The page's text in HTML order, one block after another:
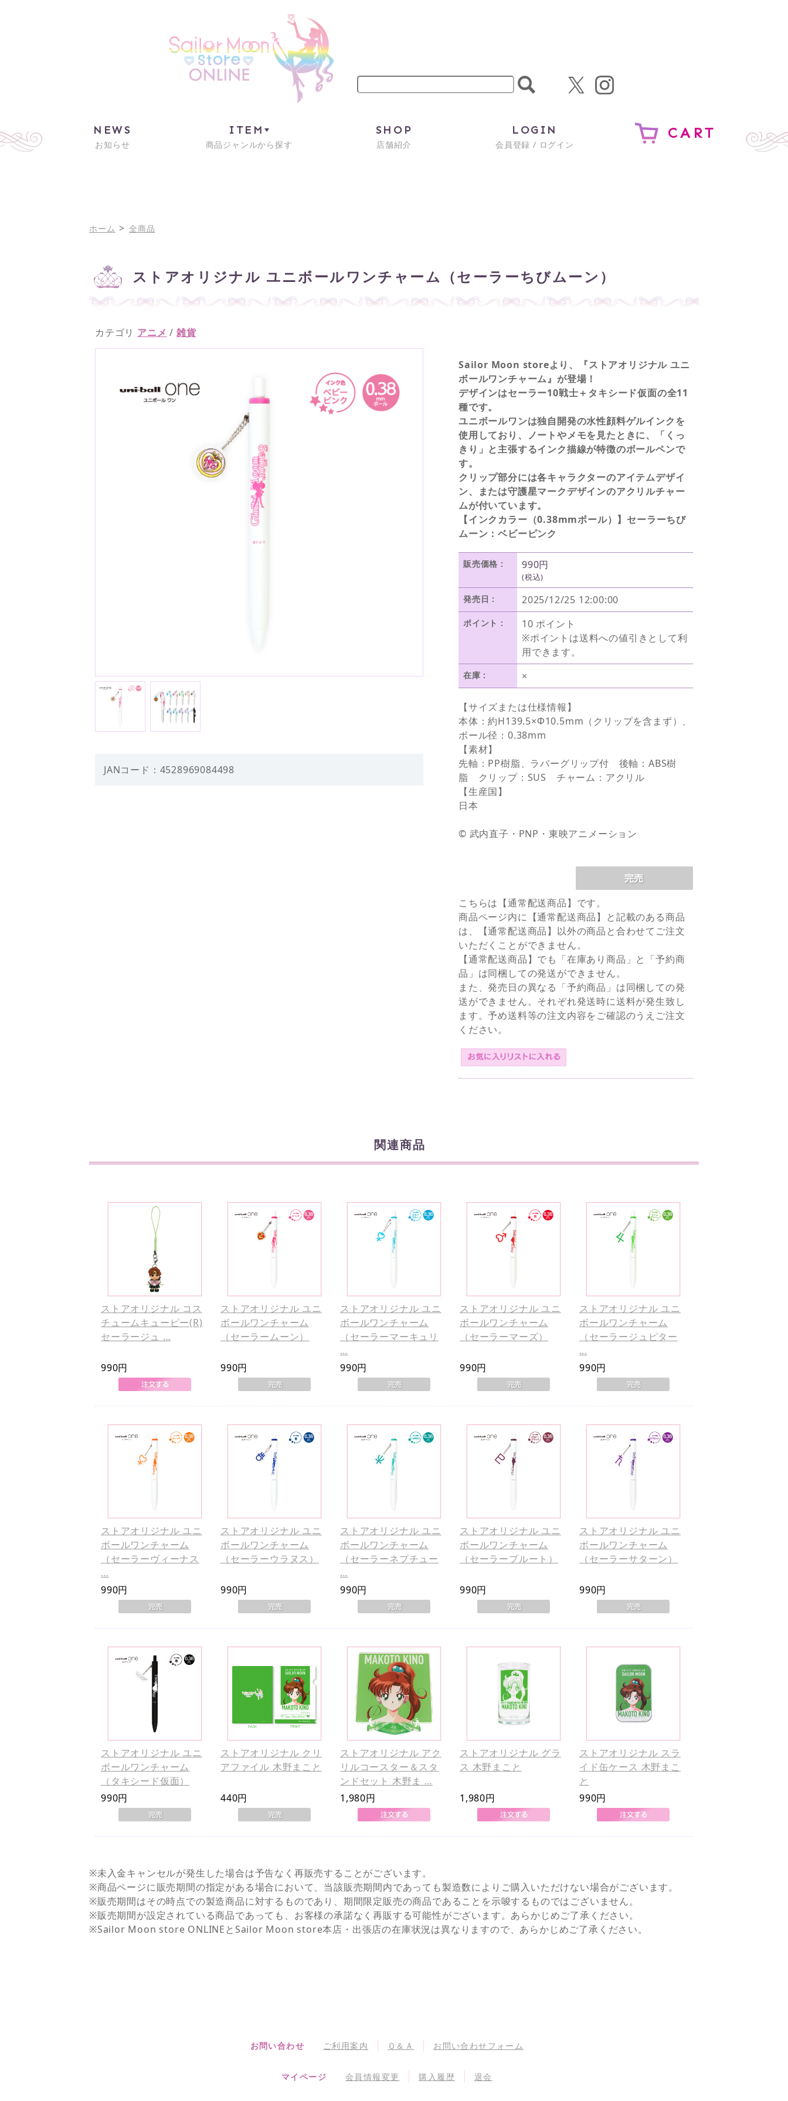
NEWS
お知らせ
ITEM
商品ジャンルから探す
SHOP
店舗紹介
LOGIN
会員登録 / ログイン
CART
ホーム > 全商品
ストアオリジナル ユニボールワンチャーム（セーラーちびムーン）
カテゴリ アニメ / 雑貨
JANコード：4528969084498
Sailor Moon storeより、『ストアオリジナル ユニ
ボールワンチャーム』が登場！
デザインはセーラー10戦士＋タキシード仮面の全11
種です。
ユニボールワンは独自開発の水性顔料ゲルインクを
使用しており、ノートやメモを見たときに、「くっ
きり」と主張するインク描線が特徴のボールペンで
す。
クリップ部分には各キャラクターのアイテムデザイ
ン、または守護星マークデザインのアクリルチャー
ムが付いています。
【インクカラー（0.38mmボール）】セーラーちび
ムーン：ベビーピンク
販売価格 : 990円
(税込)
発売日 : 2025/12/25 12:00:00
ポイント :
10 ポイント
※ポイントは送料への値引きとして利
用できます。
在庫 : ×
【サイズまたは仕様情報】
本体：約H139.5×Φ10.5mm（クリップを含まず）、
ボール径：0.38mm
【素材】
先軸：PP樹脂、ラバーグリップ付 後軸：ABS樹
脂 クリップ：SUS チャーム：アクリル
【生産国】
日本
© 武内直子・PNP・東映アニメーション
こちらは【通常配送商品】です。
商品ページ内に【通常配送商品】と記載のある商品
は、【通常配送商品】以外の商品と合わせてご注文
いただくことができません。
【通常配送商品】でも「在庫あり商品」と「予約商
品」は同梱しての発送ができません。
また、発売日の異なる「予約商品」は同梱しての発
送ができません。それぞれ発送時に送料が発生致し
ます。予め送料等の注文内容をご確認のうえご注文
ください。
関連商品
ストアオリジナル コス
チュームキューピー(R)
セーラージュ …
990円
ストアオリジナル ユニ
ボールワンチャーム
（セーラームーン）
990円
ストアオリジナル ユニ
ボールワンチャーム
（セーラーマーキュリ
…
990円
ストアオリジナル ユニ
ボールワンチャーム
（セーラーマーズ）
990円
ストアオリジナル ユニ
ボールワンチャーム
（セーラージュピター
…
990円
ストアオリジナル ユニ
ボールワンチャーム
（セーラーヴィーナス
…
990円
ストアオリジナル ユニ
ボールワンチャーム
（セーラーウラヌス）
990円
ストアオリジナル ユニ
ボールワンチャーム
（セーラーネプチュー
…
990円
ストアオリジナル ユニ
ボールワンチャーム
（セーラープルート）
990円
ストアオリジナル ユニ
ボールワンチャーム
（セーラーサターン）
990円
ストアオリジナル ユニ
ボールワンチャーム
（タキシード仮面）
990円
ストアオリジナル クリ
アファイル 木野まこと
440円
ストアオリジナル アク
リルコースター＆スタ
ンドセット 木野ま …
1,980円
ストアオリジナル グラ
ス 木野まこと
1,980円
ストアオリジナル スラ
イド缶ケース 木野まこ
と
990円
※未入金キャンセルが発生した場合は予告なく再販売することがございます。
※商品ページに販売期間の指定がある場合において、当該販売期間内であっても製造数によりご購入いただけない場合がございます。
※販売期間はその時点での製造商品に対するものであり、期間限定販売の商品であることを示唆するものではございません。
※販売期間が設定されている商品であっても、お客様の承諾なく再販する可能性がございます。あらかじめご了承ください。
※Sailor Moon store ONLINEとSailor Moon store本店・出張店の在庫状況は異なりますので、あらかじめご了承ください。
お問い合わせ ご利用案内 Ｑ＆Ａ お問い合わせフォーム
マイページ 会員情報変更 購入履歴 退会